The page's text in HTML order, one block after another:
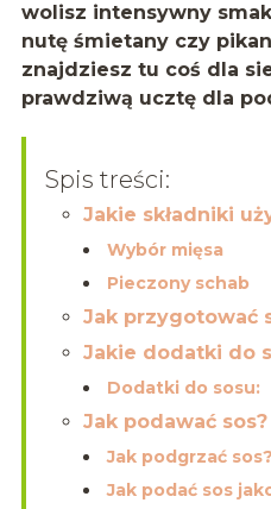
wolisz intensywny
nutę śmietany czy
znajdziesz tu coś dla
prawdziwą ucztę dla
Spis treści:
Jakie składniki
Wybór mięsa
Pieczony schab
Jak przygotować
Jakie dodatki do
Dodatki do sosu:
Jak podawać sos?
Jak podgrzać sos?
Jak podać sos